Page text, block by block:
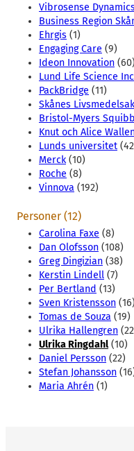
Vibrosense
Business Region
Ehrgis (1)
Engaging Care (9)
Ideon Innovation (60)
Lund Life Science
PackBridge (11)
Skånes
Bristol-Myers Squibb
Knut och Alice
Lunds universitet
Merck(10)
Roche (8)
Vinnova (192)
Personer (12)
Carolina Faxe (8)
Dan Olofsson (108)
Greg Dingizian (38)
Kerstin Lindell (7)
Per Bertland (13)
Sven Kristensson (16)
Tomas de Souza (19)
Ulrika Hallengren
Ulrika Ringdahl(10)
Daniel Persson (22)
Stefan Johansson
Maria Ahrén (1)